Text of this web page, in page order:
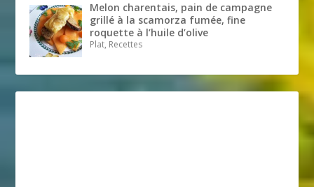
Melon charentais, pain de campagne
grillé à la scamorza fumée, fine
roquette à l’huile d’olive
Plat, Recettes